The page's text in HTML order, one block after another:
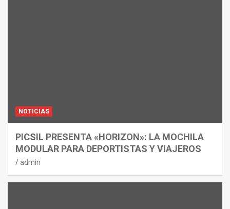
NOTICIAS
PICSIL PRESENTA «HORIZON»: LA MOCHILA
MODULAR PARA DEPORTISTAS Y VIAJEROS
admin